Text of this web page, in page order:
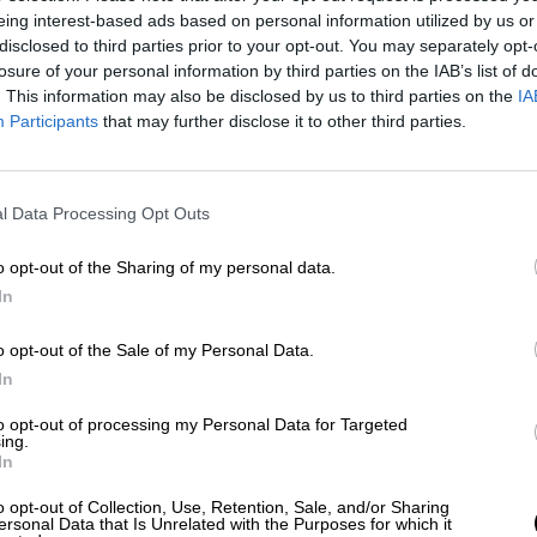
interest-based ads based on personal information utilized by us
to third parties prior to your opt-out. You may separately
of your personal information by third parties on the IAB’s list of
This information may also be disclosed by us to third parties on the
Participants that may further disclose it to other third parties.
Data Processing Opt Outs
opt-out of the Sharing of my personal data.
opt-out of the Sale of my Personal Data.
opt-out of processing my Personal Data for Targeted
opt-out of Collection, Use, Retention, Sale, and/or Sharing
Data that Is Unrelated with the Purposes for which it
de la Convención de los
"la universalización del ciclo de cero a tres
mientras que en Secundaria se eliminan los
opción conducirá al mismo título de
obtenerse desde la formación profesional
de primer a segundo curso con algunas
a tres", ha especificado Celaá. Asimismo,
por compensación, en caso de superar todas
informado de que el Consejo de Ministros ha
y aprobar la exhumación y traslado de
Caídos. Asimismo, el Gobierno concede a la
sobre el destino de los restos mortales, con